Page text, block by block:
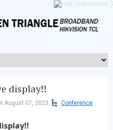
display!!
August 07, 2023
Conference